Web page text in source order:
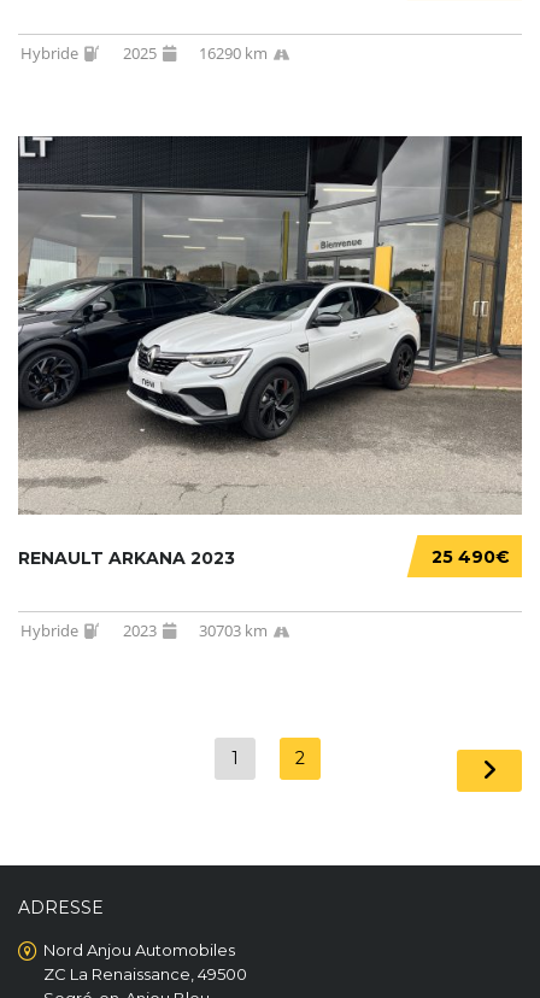
Hybride 2025 16290 km
25 490€
RENAULT ARKANA 2023
Hybride 2023 30703 km
1 2
ADRESSE
Nord Anjou Automobiles
ZC La Renaissance, 49500